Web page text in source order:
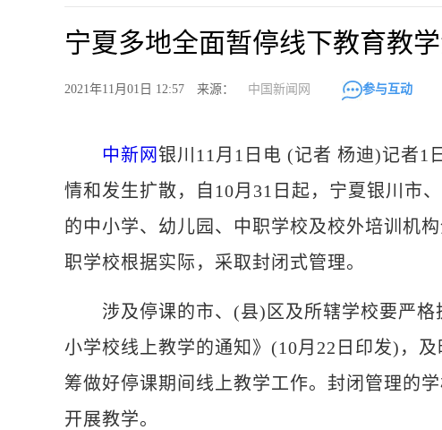
宁夏多地全面暂停线下教育教
2021年11月01日 12:57 来源： 中国新闻网 参与互动
中新网 银川11月1日电 (记者 杨迪)记者1
情和发生扩散，自10月31日起，宁夏银川市
的中小学、幼儿园、中职学校及校外培训机
职学校根据实际，采取封闭式管理。
涉及停课的市、(县)区及所辖学校要严格
小学校线上教学的通知》(10月22日印发)，
筹做好停课期间线上教学工作。封闭管理的
开展教学。